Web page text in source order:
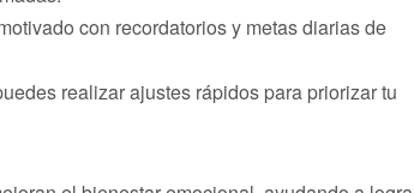
con recordatorios y metas diarias de
realizar ajustes rápidos para priorizar tu